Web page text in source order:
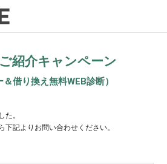
紹介キャンペーン
＆借り換え無料WEB診断）
た。
下記よりお問い合わせください。